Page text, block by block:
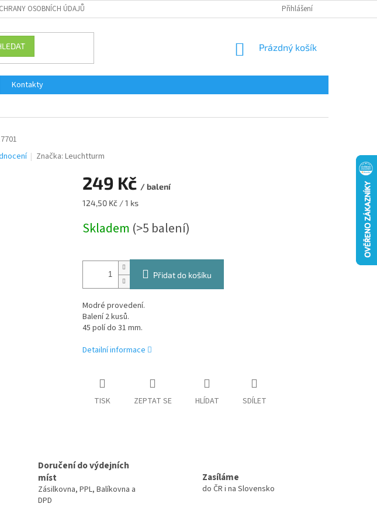
OSOBNÍCH ÚDAJŮ Přihlášení
NÁKUPNÍ
Prázdný košík
Kontakty
Značka:Leuchtturm
249 Kč / balení
Měrná
124,50 Kč / 1 ks
Skladem (>5 balení)
Přidat do košíku
Modré provedení.
Balení 2 kusů.
45 polí do 31 mm.
Detailní informace
TISK ZEPTAT SE HLÍDAT SDÍLET
Doručení do výdejních
míst
Zásilkovna, PPL, Balíkovna a
DPD
Zasíláme
do ČR i na Slovensko